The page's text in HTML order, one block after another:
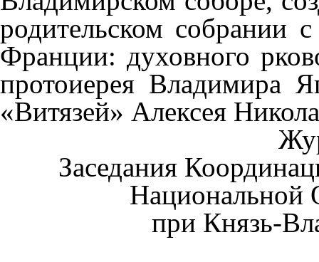
родительском собрании
Франции: духовного
протоиерея Владимира
«Витязей» Алексея
Заседания
Национальной
при Князь-